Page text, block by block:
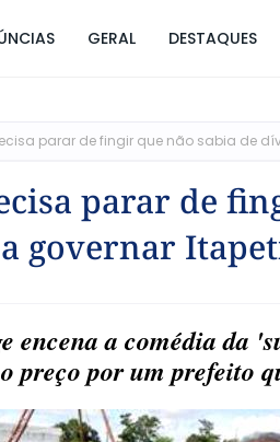
GERAL DESTAQUES
parar de fingir que não sabia de
parar de
governar
encena a comédia da
preço por um prefeito